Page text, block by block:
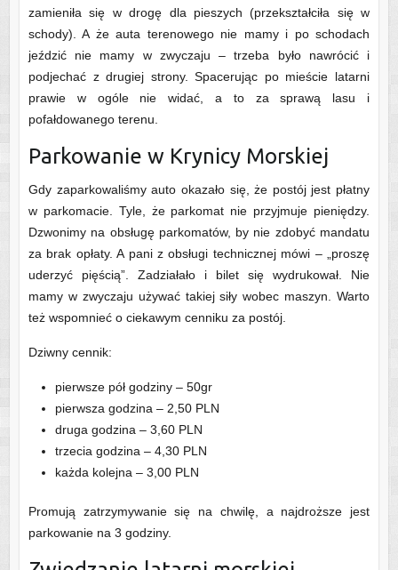
zamieniła się w drogę dla pieszych (przekształciła się w
schody). A że auta terenowego nie mamy i po schodach
jeździć nie mamy w zwyczaju – trzeba było nawrócić i
podjechać z drugiej strony. Spacerując po mieście latarni
prawie w ogóle nie widać, a to za sprawą lasu i
pofałdowanego terenu.
Parkowanie w Krynicy Morskiej
Gdy zaparkowaliśmy auto okazało się, że postój jest płatny
w parkomacie. Tyle, że parkomat nie przyjmuje pieniędzy.
Dzwonimy na obsługę parkomatów, by nie zdobyć mandatu
za brak opłaty. A pani z obsługi technicznej mówi – „proszę
uderzyć pięścią”. Zadziałało i bilet się wydrukował. Nie
mamy w zwyczaju używać takiej siły wobec maszyn. Warto
też wspomnieć o ciekawym cenniku za postój.
Dziwny cennik:
pierwsze pół godziny – 50gr
pierwsza godzina – 2,50 PLN
druga godzina – 3,60 PLN
trzecia godzina – 4,30 PLN
każda kolejna – 3,00 PLN
Promują zatrzymywanie się na chwilę, a najdroższe jest
parkowanie na 3 godziny.